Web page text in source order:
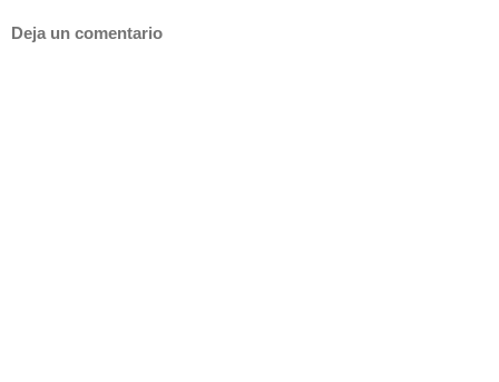
Deja un comentario